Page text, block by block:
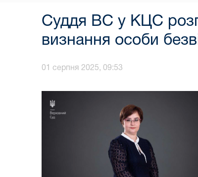
Суддя ВС у КЦС
визнання особи
01 серпня 2025, 09:53